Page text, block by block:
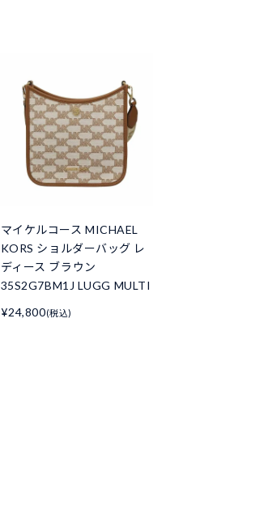
マイケルコース MICHAEL
KORS ショルダーバッグ レ
ディース ブラウン
35S2G7BM1J LUGG MULTI
¥24,800(税込)